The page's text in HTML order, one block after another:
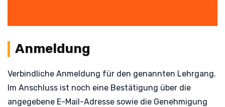
Anmeldung
Verbindliche Anmeldung für den genannten Lehrgang.
Im Anschluss ist noch eine Bestätigung über die
angegebene E-Mail-Adresse sowie die Genehmigung